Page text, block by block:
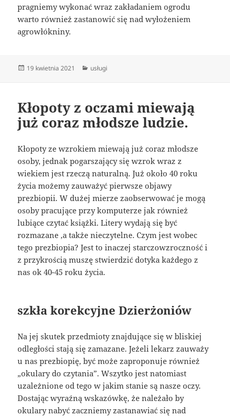
pragniemy wykonać wraz zakładaniem ogrodu
warto również zastanowić się nad wyłożeniem
agrowłókniny.
Data
19 kwietnia 2021 Kategorie
usługi
Kłopoty z oczami miewają
już coraz młodsze ludzie.
Kłopoty ze wzrokiem miewają już coraz młodsze
osoby, jednak pogarszający się wzrok wraz z
wiekiem jest rzeczą naturalną. Już około 40 roku
życia możemy zauważyć pierwsze objawy
prezbiopii. W dużej mierze zaobserwować je mogą
osoby pracujące przy komputerze jak również
lubiące czytać książki. Litery wydają się być
rozmazane ,a także nieczytelne. Czym jest wobec
tego prezbiopia? Jest to inaczej starczowzroczność i
z przykrością muszę stwierdzić dotyka każdego z
nas ok 40-45 roku życia.
szkła korekcyjne Dzierżoniów
Na jej skutek przedmioty znajdujące się w bliskiej
odległości stają się zamazane. Jeżeli lekarz zauważy
u nas prezbiopię, być może zaproponuje również
„okulary do czytania”. Wszytko jest natomiast
uzależnione od tego w jakim stanie są nasze oczy.
Dostając wyraźną wskazówkę, że należało by
okulary nabyć zaczniemy zastanawiać się nad